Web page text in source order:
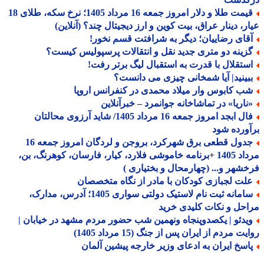
قیمت طلا و دلار امروز جمعه 16 مرداد 1405؛ نرخ سکه، طلای 18
دینار عراق، بیت کوین و ارز دیجیتال چند؟ (آنلاین)
رضاییان؛ دیگر به شرافتت قسم نخور!
دو متری جدید نقل و انتقالات پرسپولیس کیست؟
با قدرت به استقبال لیگ برتر رفت!
آیا شمخانی چیزی می دانست؟
کابوس وار میلاد محمدی در کنفرانس اروپا
در تماشاخانه جوانمرد – خبرآنلاین
فال ابجد امروز جمعه 16 مرداد 1405/ شاید آرزوی محالتان
شود
جدول قطعی برق شهرکرد، بروجن و لردگان امروز جمعه 16
مرداد 1405 +برنامه خاموشی فلارد، کیار، فارسان، کوهرنگ، بن،
و... (چهارمحال و بختیاری )
لجبازی کودکان با مادر از نگاه متخصصان
سامانه ثبت نام لاستیک دولتی سواری 1405؛ آدرس، مدارک،
و نکات کلیدی خرید
| یکصدوپنجاه ونهمین شب حضور مردم مشهد در خیابان |
مردم از ایران پس از جنگ (15 مرداد 1405)
ایران به ادعای وزیر خارجه پیشین آلمان